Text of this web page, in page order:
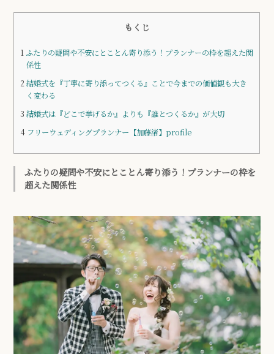
もくじ
1ふたりの疑問や不安にとことん寄り添う！プランナーの枠を超えた関
係性
2結婚式を『丁寧に寄り添ってつくる』ことで今までの価値観も大き
く変わる
3 結婚式は『どこで挙げるか』よりも『誰とつくるか』が大切
4 フリーウェディングプランナー【加藤渚】profile
ふたりの疑問や不安にとことん寄り添う！プランナーの枠を
超えた関係性